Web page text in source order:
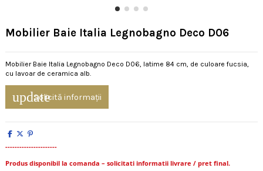
Mobilier Baie Italia Legnobagno Deco D06
Mobilier Baie Italia Legnobagno Deco D06, latime 84 cm, de culoare fucsia,
cu lavoar de ceramica alb.
updateSolicită informații
----------------------
Produs disponibil la comanda – solicitati informatii livrare / pret final.